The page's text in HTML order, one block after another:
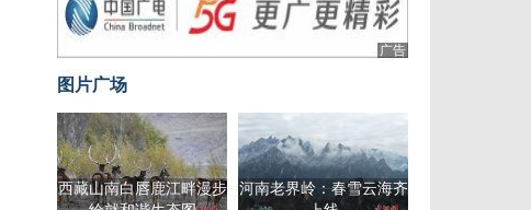
广告
图片广场
西藏山南白唇鹿江畔漫步
河南老界岭：春雪云海齐